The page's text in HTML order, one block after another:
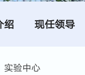
绍 现任领导
实验中心